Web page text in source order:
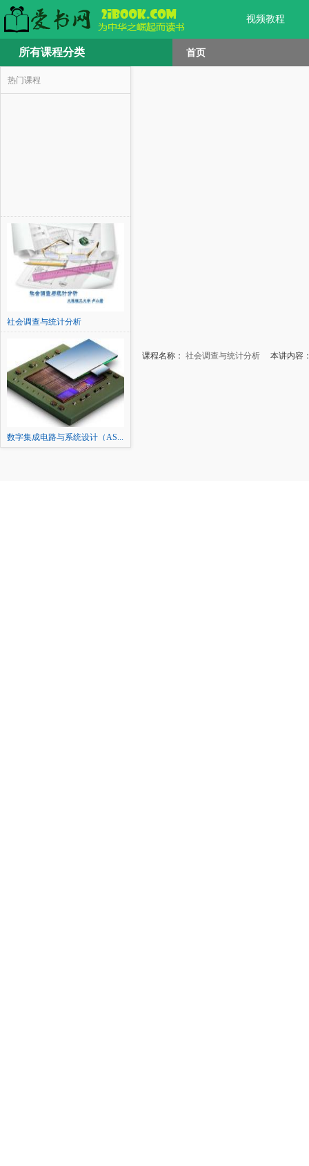
视频教程
所有课程分类 首页
热门课程
社会调查与统计分析
数字集成电路与系统设计（AS...
课程名称： 社会调查与统计分析 本讲内容